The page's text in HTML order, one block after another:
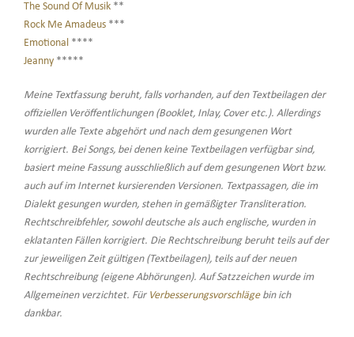
The Sound Of Musik**
Rock Me Amadeus***
Emotional****
Jeanny*****
Meine Textfassung beruht, falls vorhanden, auf den Textbeilagen der
offiziellen Veröffentlichungen (Booklet, Inlay, Cover etc.). Allerdings
wurden alle Texte abgehört und nach dem gesungenen Wort
korrigiert. Bei Songs, bei denen keine Textbeilagen verfügbar sind,
basiert meine Fassung ausschließlich auf dem gesungenen Wort bzw.
auch auf im Internet kursierenden Versionen. Textpassagen, die im
Dialekt gesungen wurden, stehen in gemäßigter Transliteration.
Rechtschreibfehler, sowohl deutsche als auch englische, wurden in
eklatanten Fällen korrigiert. Die Rechtschreibung beruht teils auf der
zur jeweiligen Zeit gültigen (Textbeilagen), teils auf der neuen
Rechtschreibung (eigene Abhörungen). Auf Satzzeichen wurde im
Allgemeinen verzichtet. Für Verbesserungsvorschlägebin ich
dankbar.